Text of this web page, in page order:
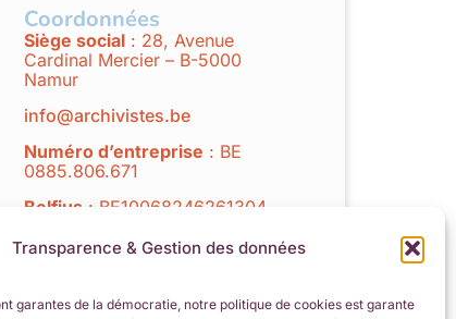
Transparence & Gestion des données
garantes de la démocratie, notre politique de cookies est garante
Coordonnées
Siège social : 28, Avenue
Cardinal Mercier – B-5000
Namur
info@archivistes.be
Numéro d’entreprise : BE
0885.806.671
Belfius : BE10068246261304
Avec le soutien de laFédération
Wallonie-Bruxelles